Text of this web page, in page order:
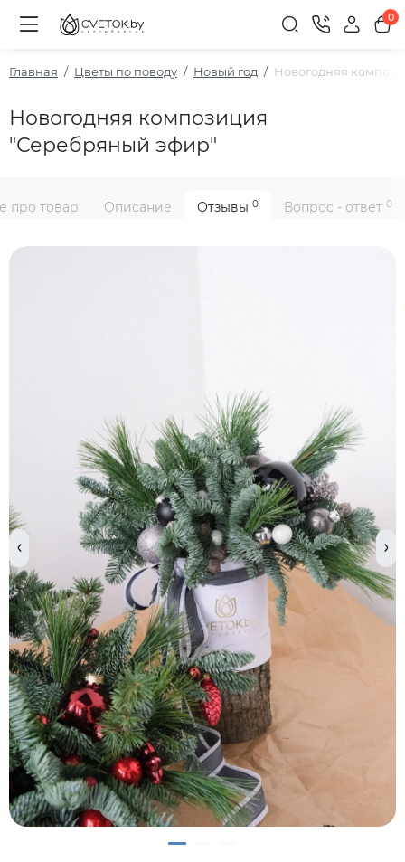
0
Главная Цветы по поводу Новый год Новогодняя
Новогодняя композиция
"Серебряный эфир"
про товар Описание Отзывы 0 Вопрос - ответ 0